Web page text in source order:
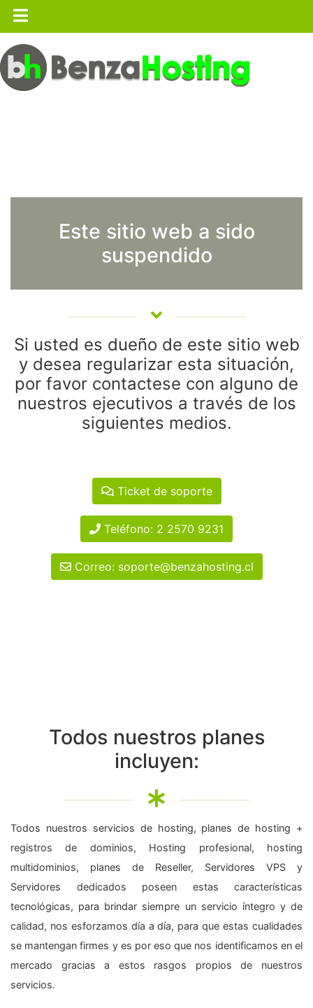
Este sitio web a sido
suspendido
Si usted es dueño de este sitio web
y desea regularizar esta situación,
por favor contactese con alguno de
nuestros ejecutivos a través de los
siguientes medios.
Ticket de soporte
Teléfono: 2 2570 9231
Correo: soporte@benzahosting.cl
Todos nuestros planes
incluyen:
Todos nuestros servicios de hosting, planes de hosting +
registros de dominios, Hosting profesional, hosting
multidominios, planes de Reseller, Servidores VPS y
Servidores dedicados poseen estas características
tecnológicas, para brindar siempre un servicio íntegro y de
calidad, nos esforzamos día a día, para que estas cualidades
se mantengan firmes y es por eso que nos identificamos en el
mercado gracias a estos rasgos propios de nuestros
servicios.